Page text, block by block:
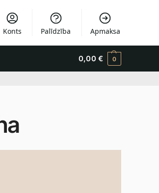
Konts Palīdzība Apmaksa
0,00 € 0